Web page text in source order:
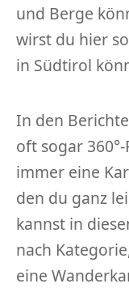
und Berge
wirst du hier
in Südtirol
In den
oft sogar
immer eine
den du ganz
kannst in
nach
eine